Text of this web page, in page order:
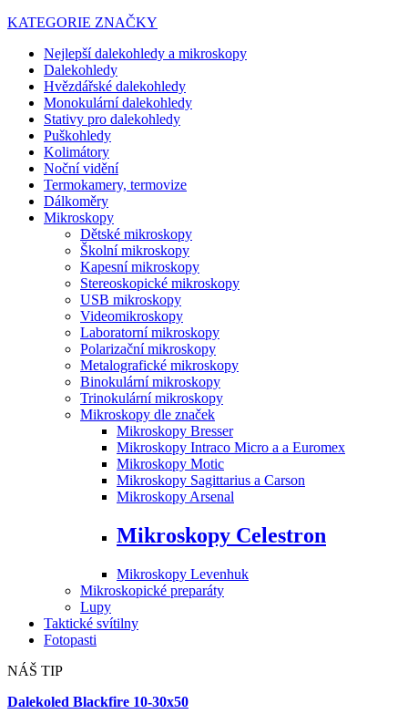
KATEGORIE ZNAČKY
Nejlepší dalekohledy a mikroskopy
Dalekohledy
Hvězdářské dalekohledy
Monokulární dalekohledy
Stativy pro dalekohledy
Puškohledy
Kolimátory
Noční vidění
Termokamery, termovize
Dálkoměry
Mikroskopy
Dětské mikroskopy
Školní mikroskopy
Kapesní mikroskopy
Stereoskopické mikroskopy
USB mikroskopy
Videomikroskopy
Laboratorní mikroskopy
Polarizační mikroskopy
Metalografické mikroskopy
Binokulární mikroskopy
Trinokulární mikroskopy
Mikroskopy dle značek
Mikroskopy Bresser
Mikroskopy Intraco Micro a a Euromex
Mikroskopy Motic
Mikroskopy Sagittarius a Carson
Mikroskopy Arsenal
Mikroskopy Celestron
Mikroskopy Levenhuk
Mikroskopické preparáty
Lupy
Taktické svítilny
Fotopasti
NÁŠ TIP
Dalekoled Blackfire 10-30x50